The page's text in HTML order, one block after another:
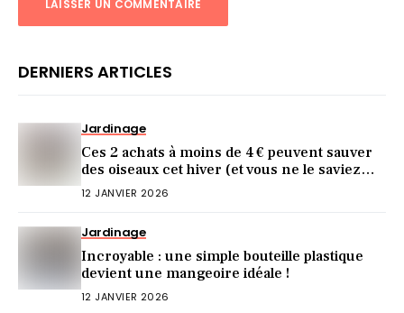
DERNIERS ARTICLES
Jardinage
Ces 2 achats à moins de 4 € peuvent sauver
des oiseaux cet hiver (et vous ne le saviez
pas)
12 JANVIER 2026
Jardinage
Incroyable : une simple bouteille plastique
devient une mangeoire idéale !
12 JANVIER 2026